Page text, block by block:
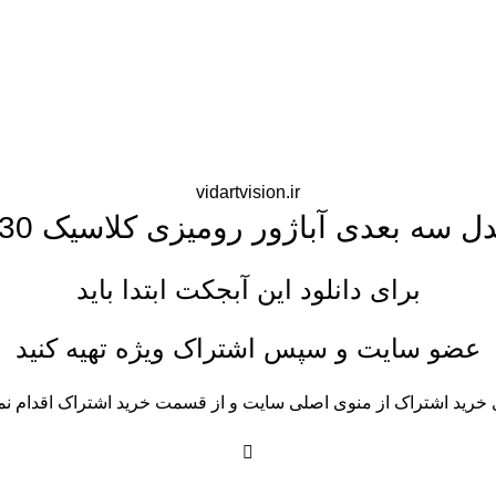
vidartvision.ir
سه بعدی آباژور رومیزی کلاسیک 130
برای دانلود این آبجکت ابتدا باید
عضو سایت و سپس اشتراک ویژه تهیه کنید
خرید اشتراک از منوی اصلی سایت و از قسمت خرید اشتراک اقدام